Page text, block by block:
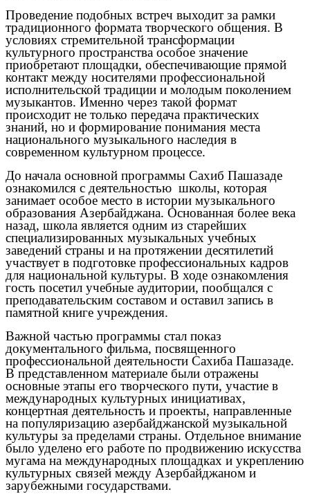
Проведение подобных встреч выходит за рамки
традиционного формата творческого общения. В
условиях стремительной трансформации
культурного пространства особое значение
приобретают площадки, обеспечивающие прямой
контакт между носителями профессиональной
исполнительской традиции и молодым поколением
музыкантов. Именно через такой формат
происходит не только передача практических
знаний, но и формирование понимания места
национального музыкального наследия в
современном культурном процессе.
До начала основной программы Сахиб Пашазаде
ознакомился с деятельностью школы, которая
занимает особое место в истории музыкального
образования Азербайджана. Основанная более века
назад, школа является одним из старейших
специализированных музыкальных учебных
заведений страны и на протяжении десятилетий
участвует в подготовке профессиональных кадров
для национальной культуры. В ходе ознакомления
гость посетил учебные аудитории, пообщался с
преподавательским составом и оставил запись в
памятной книге учреждения.
Важной частью программы стал показ
документального фильма, посвященного
профессиональной деятельности Сахиба Пашазаде.
В представленном материале были отражены
основные этапы его творческого пути, участие в
международных культурных инициативах,
концертная деятельность и проекты, направленные
на популяризацию азербайджанской музыкальной
культуры за пределами страны. Отдельное внимание
было уделено его работе по продвижению искусства
мугама на международных площадках и укреплению
культурных связей между Азербайджаном и
зарубежными государствами.